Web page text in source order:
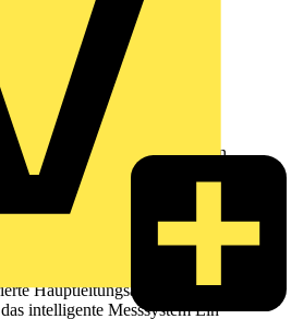
· Kategorie: Flyer
im Bereich des modernen
jetzt ein weiteres
Mit der innovativen Schrankserie
und
bereits auf eine neue
bei der Verdrahtung intelligenter
Patchkabel und RJ45-Buchsen
Hauptleitungsabzweigklemmen
intelligente Messsystem Ein